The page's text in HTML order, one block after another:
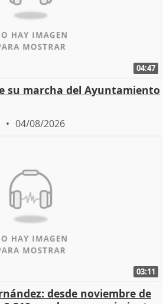
04:47
su marcha del Ayuntamiento
04/08/2026
03:11
desde noviembre de